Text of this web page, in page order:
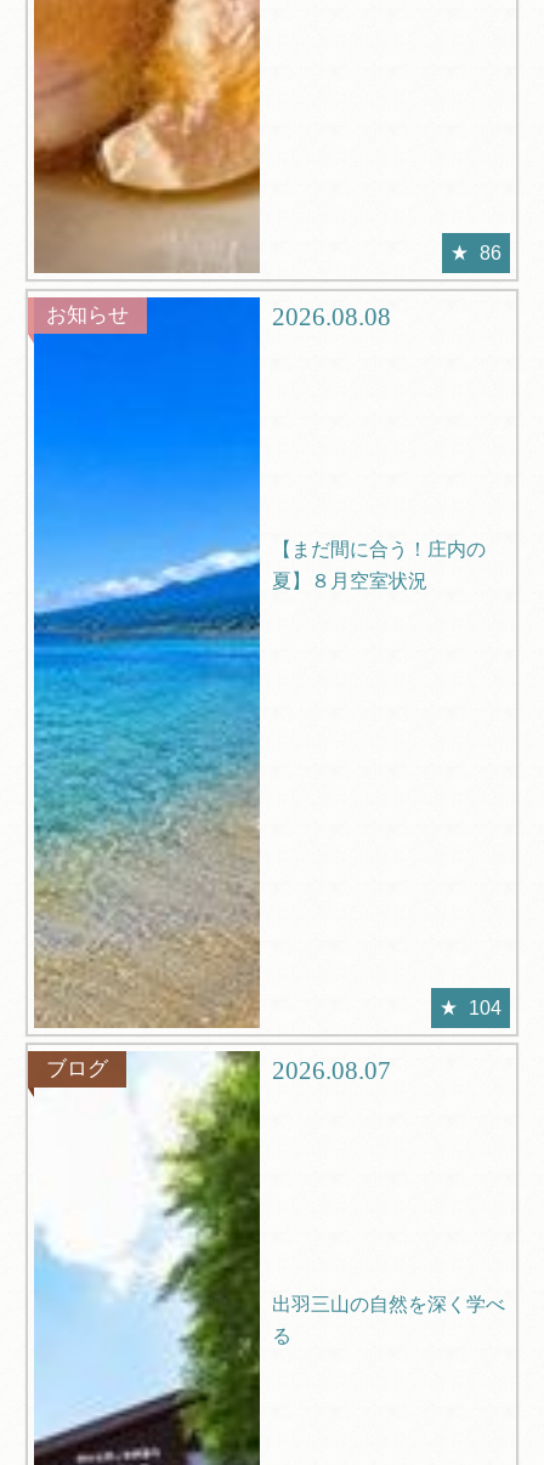
86
お知らせ 2026.08.08
【まだ間に合う！庄内の
夏】８月空室状況
104
ブログ 2026.08.07
出羽三山の自然を深く学べ
る